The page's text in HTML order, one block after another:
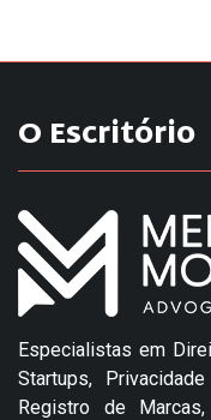
O Escritório
Especialistas em
Startups,
Registro de